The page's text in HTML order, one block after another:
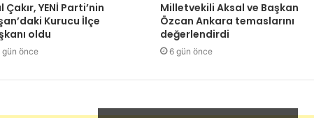
Çakır, YENİ Parti’nin
Kurucu İlçe
oldu
gün önce
Milletvekili Aksal ve Başkan
Özcan Ankara temaslarını
değerlendirdi
6 gün önce